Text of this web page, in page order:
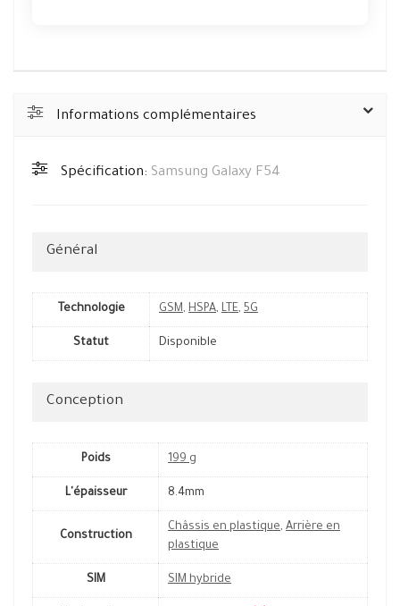
Informations complémentaires
Spécification: Samsung Galaxy F54
Général
Technologie GSM, HSPA, LTE, 5G
Statut Disponible
Conception
Poids 199 g
L'épaisseur 8.4mm
Construction
Châssis en plastique, Arrière en
plastique
SIM SIM hybride